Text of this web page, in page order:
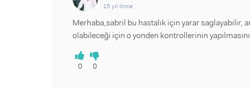
15 yıl önce
Merhaba,sabril bu hastalık için yarar saglayabilir,
olabileceği için o yonden kontrollerinin
0 0